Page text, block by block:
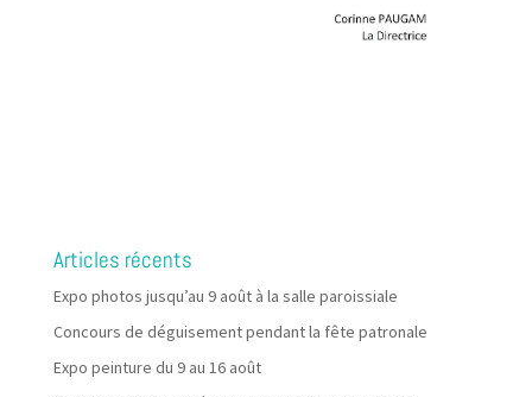
Articles récents
Expo photos jusqu’au 9 août à la salle paroissiale
Concours de déguisement pendant la fête patronale
Expo peinture du 9 au 16 août